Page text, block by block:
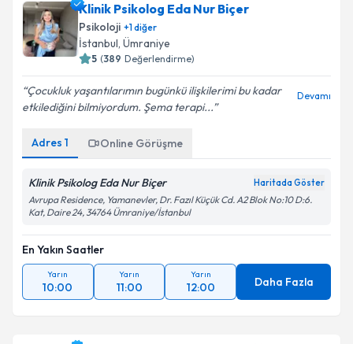
Klinik Psikolog Eda Nur Biçer
Psikoloji +1diğer
İstanbul, Ümraniye
5 (389 Değerlendirme)
Çocukluk yaşantılarımın bugünkü ilişkilerimi bu kadar
etkilediğini bilmiyordum. Şema terapi...
Devamı
Adres 1 Online Görüşme
Klinik Psikolog Eda Nur Biçer Haritada Göster
Avrupa Residence, Yamanevler, Dr. Fazıl Küçük Cd. A2 Blok No:10 D:6.
Kat, Daire 24, 34764 Ümraniye/İstanbul
En Yakın Saatler
Yarın
10:00
Yarın
11:00
Yarın
12:00 Daha Fazla